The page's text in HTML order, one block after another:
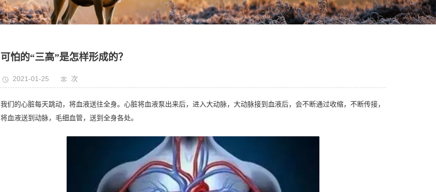
可怕的“三高”是怎样形成的？
2021-01-25 次
我们的心脏每天跳动，将血液送往全身。心脏将血液泵出来后，进入大动脉，大动脉接到血液后，会不断通过收缩，不断传接，
将血液送到动脉，毛细血管，送到全身各处。